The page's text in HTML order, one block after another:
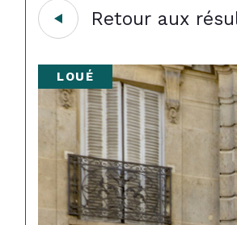
Retour aux
LOUÉ